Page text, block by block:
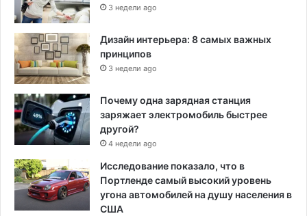
3 недели ago
Дизайн интерьера: 8 самых важных
принципов
3 недели ago
Почему одна зарядная станция
заряжает электромобиль быстрее
другой?
4 недели ago
Исследование показало, что в
Портленде самый высокий уровень
угона автомобилей на душу населения в
США